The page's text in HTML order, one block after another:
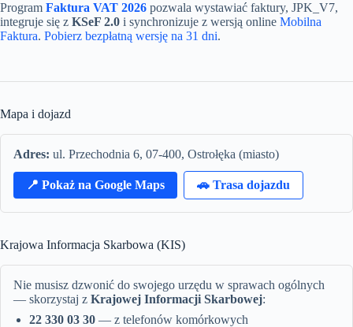
Program Faktura VAT 2026 pozwala wystawiać faktury, JPK_V7,
integruje się z KSeF 2.0 i synchronizuje z wersją online Mobilna
Faktura. Pobierz bezpłatną wersję na 31 dni.
Mapa i dojazd
Adres: ul. Przechodnia 6, 07-400, Ostrołęka (miasto)
📍 Pokaż na Google Maps 🚗 Trasa dojazdu
Krajowa Informacja Skarbowa (KIS)
Nie musisz dzwonić do swojego urzędu w sprawach ogólnych
— skorzystaj z Krajowej Informacji Skarbowej:
22 330 03 30 — z telefonów komórkowych